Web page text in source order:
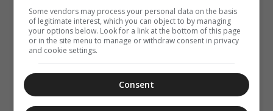
Some vendors may process your personal data on the basis
of legitimate interest, which you can object to by managing
your options below. Look for a link at the bottom of this page
or in the site menu to manage or withdraw consent in privacy
and cookie settings.
Consent